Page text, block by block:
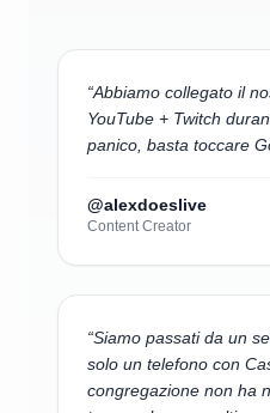
“Abbiamo collegato il
YouTube + Twitch
panico, basta toccare
@alexdoeslive
Content Creator
“Siamo passati da un
solo un telefono con
congregazione non ha